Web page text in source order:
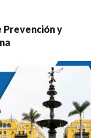
Prevención y